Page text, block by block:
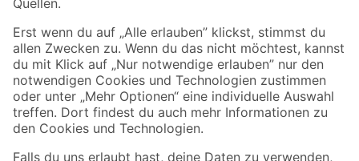
Sicher einkaufen
Jetzt die toom-App herunterladen